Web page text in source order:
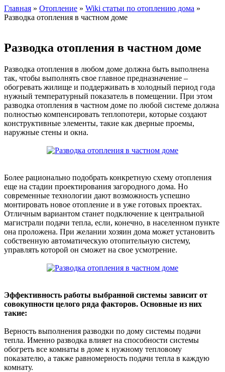
Главная » Отопление » Wiki статьи по отоплению дома »
Разводка отопления в частном доме
Разводка отопления в частном доме
Разводка отопления в любом доме должна быть выполнена
так, чтобы выполнять свое главное предназначение –
обогревать жилище и поддерживать в холодный период года
нужный температурный показатель в помещении. При этом
разводка отопления в частном доме по любой системе должна
полностью компенсировать теплопотери, которые создают
конструктивные элементы, такие как дверные проемы,
наружные стены и окна.
Более рационально подобрать конкретную схему отопления
еще на стадии проектирования загородного дома. Но
современные технологии дают возможность успешно
монтировать новое отопление и в уже готовых проектах.
Отличным вариантом станет подключение к центральной
магистрали подачи тепла, если, конечно, в населенном пункте
она проложена. При желании хозяин дома может установить
собственную автоматическую отопительную систему,
управлять которой он сможет на свое усмотрение.
Эффективность работы выбранной системы зависит от
совокупности целого ряда факторов. Основные из них
такие:
Верность выполнения разводки по дому системы подачи
тепла. Именно разводка влияет на способности системы
обогреть все комнаты в доме к нужному тепловому
показателю, а также равномерность подачи тепла в каждую
комнату.